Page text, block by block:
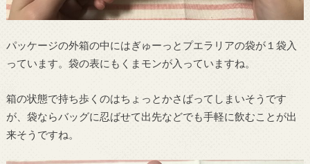
パッケージの外箱の中にはぎゅーっとプエラリアの袋が１袋入
っています。袋の表にもくまモンが入っていますね。
箱の状態で持ち歩くのはちょっとかさばってしまいそうです
が、袋ならバッグに忍ばせて出先などでも手軽に飲むことが出
来そうですね。